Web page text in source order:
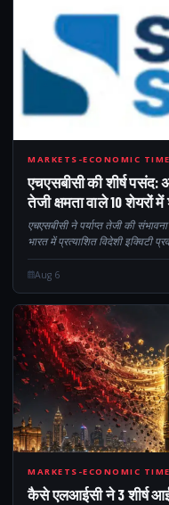
371
MARKETS-ECONOMIC
एचएसबीसी की शीर्ष पसंद:
तेजी क्षमता वाले 10 शेयरों
एचएसबीसी ने पर्याप्त तेजी की
भारत में प्रत्याशित विदेशी इक्विटी
और प्रति लाभ निर्दिष्ट किया है...
Aug 6
321
MARKETS-ECONOMIC
कैसे एलआईसी ने 3 शीर्ष